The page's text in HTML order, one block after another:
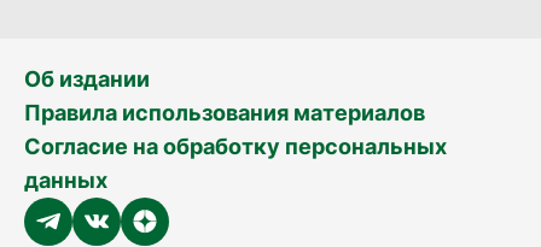
Об издании
Правила использования материалов
Согласие на обработку персональных
данных